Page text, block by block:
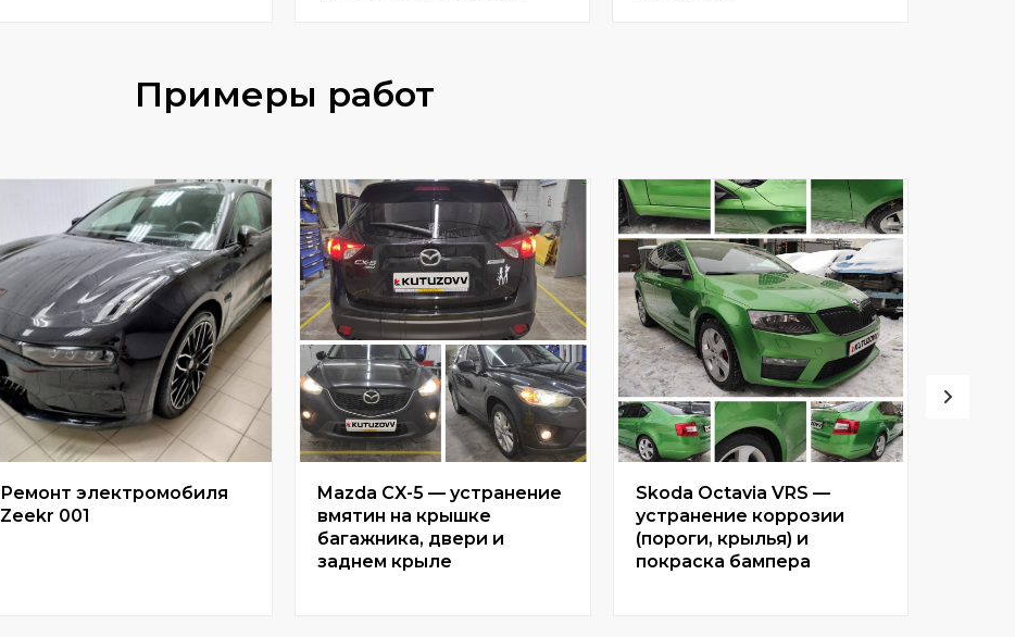
Примеры работ
Ремонт электромобиля
Zeekr 001
Mazda CX-5 — устранение
вмятин на крышке
багажника, двери и
заднем крыле
Skoda Octavia VRS —
устранение коррозии
(пороги, крылья) и
покраска бампера